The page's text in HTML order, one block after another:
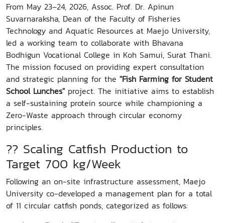
From May 23–24, 2026, Assoc. Prof. Dr. Apinun
Suvarnaraksha, Dean of the Faculty of Fisheries
Technology and Aquatic Resources at Maejo University,
led a working team to collaborate with Bhavana
Bodhigun Vocational College in Koh Samui, Surat Thani.
The mission focused on providing expert consultation
and strategic planning for the "Fish Farming for Student
School Lunches" project. The initiative aims to establish
a self-sustaining protein source while championing a
Zero-Waste approach through circular economy
principles.
?? Scaling Catfish Production to
Target 700 kg/Week
Following an on-site infrastructure assessment, Maejo
University co-developed a management plan for a total
of 11 circular catfish ponds, categorized as follows: